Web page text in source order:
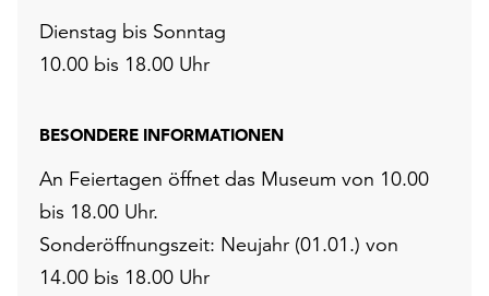
Dienstag bis Sonntag
10.00 bis 18.00 Uhr
BESONDERE INFORMATIONEN
An Feiertagen öffnet das Museum von 10.00
bis 18.00 Uhr.
Sonderöffnungszeit: Neujahr (01.01.) von
14.00 bis 18.00 Uhr